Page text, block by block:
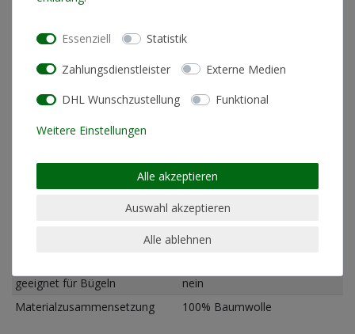
Produktinformationen
Schnitt
Maschinenwäsche linksrum
nein
nein
geeignet für Bügeln
nein
Materialzusammensetzung
100% Baumwolle
Essenziell Statistik
Zahlungsdienstleister Externe Medien
DHL Wunschzustellung Funktional
Weitere Einstellungen
Alle akzeptieren
Auswahl akzeptieren
Alle ablehnen